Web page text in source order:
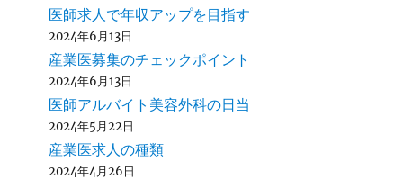
医師求人で年収アップを目指す
2024年6月13日
産業医募集のチェックポイント
2024年6月13日
医師アルバイト美容外科の日当
2024年5月22日
産業医求人の種類
2024年4月26日